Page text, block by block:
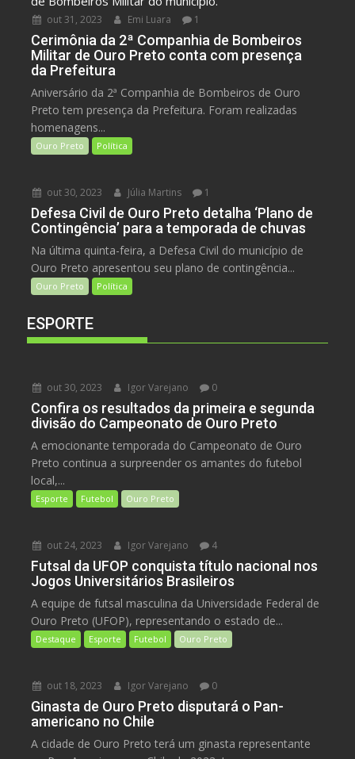
out 31, 2023 Emi Luara 1
Cerimônia da 2ª Companhia de Bombeiros
Militar de Ouro Preto conta com presença
da Prefeitura
Aniversário da 2ª Companhia de Bombeiros de Ouro
Preto tem presença da Prefeitura. Foram realizadas
homenagens...
Ouro Preto Política
out 30, 2023 Júlia Martins 1
Defesa Civil de Ouro Preto detalha ‘Plano de
Contingência’ para a temporada de chuvas
Na última quinta-feira, a Defesa Civil do município de
Ouro Preto apresentou seu plano de contingência...
Ouro Preto Política
ESPORTE
out 30, 2023 Igor Varejano 0
Confira os resultados da primeira e segunda
divisão do Campeonato de Ouro Preto
A emocionante temporada do Campeonato de Ouro
Preto continua a surpreender os amantes do futebol
local,...
Esporte Futebol Ouro Preto
out 24, 2023 Igor Varejano 4
Futsal da UFOP conquista título nacional nos
Jogos Universitários Brasileiros
A equipe de futsal masculina da Universidade Federal de
Ouro Preto (UFOP), representando o estado de...
Destaque Esporte Futebol Ouro Preto
out 18, 2023 Igor Varejano 0
Ginasta de Ouro Preto disputará o Pan-
americano no Chile
A cidade de Ouro Preto terá um ginasta representante